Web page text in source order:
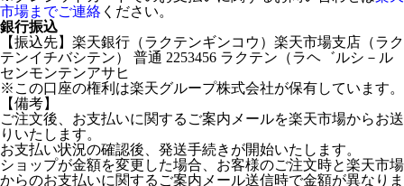
市場までご連絡 ください。
銀行振込
【振込先】楽天銀行（ラクテンギンコウ）楽天市場支店（ラク
テンイチバシテン） 普通 2253456 ラクテン（ラヘ゛ルシ－ル
センモンテンアサヒ
※この口座の権利は楽天グループ株式会社が保有しています。
【備考】
ご注文後、お支払いに関するご案内メールを楽天市場からお送
りいたします。
お支払い状況の確認後、発送手続きが開始いたします。
ショップが金額を変更した場合、お客様のご注文時と楽天市場
からのお支払いに関するご案内メール送信時で金額が異なりま